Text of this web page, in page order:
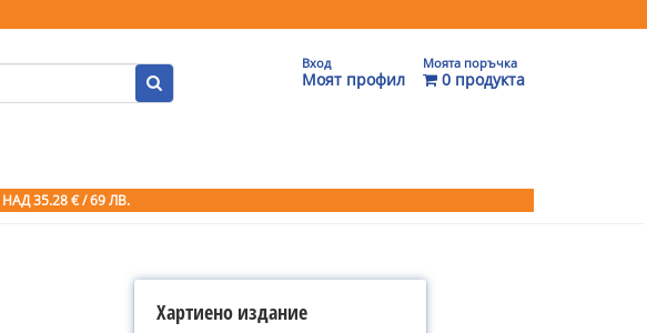
Вход
Моят профил
Моята поръчка
0 продукта
НАД 35.28 € / 69 ЛВ.
Хартиено издание